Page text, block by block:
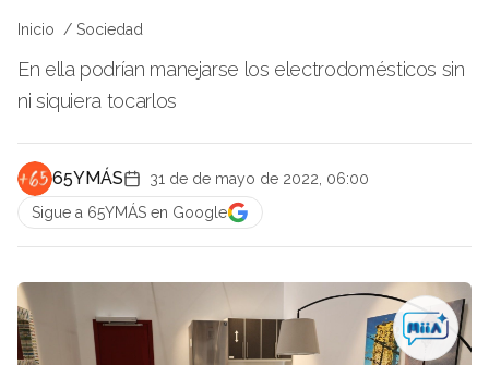
Inicio Sociedad
En ella podrían manejarse los electrodomésticos sin
ni siquiera tocarlos
65YMÁS
31 de de mayo de 2022, 06:00
Sigue a 65YMÁS en Google